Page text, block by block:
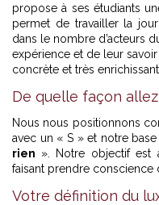
propose à ses étudiants
permet de travailler la
dans le nombre d’acteurs
expérience et de leur
concrète et très
De quelle façon
Nous nous positionnons
avec un « S » et notre
rien ». Notre objectif est
faisant prendre conscience
Votre définition du